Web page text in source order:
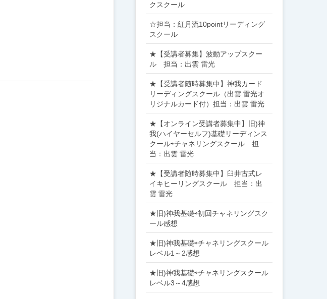
クスクール
☆担当：紅月流10pointリーディング
スクール
★【受講者募集】波動アップスクー
ル 担当：出雲 雷光
★【受講者随時募集中】神我カード
リーディングスクール（出雲 雷光オ
リジナルカード付）担当：出雲 雷光
★【オンライン受講者募集中】旧)神
我(ハイヤーセルフ)基礎リーディンス
クール⇨チャネリングスクール 担
当：出雲 雷光
★【受講者随時募集中】臼井古式レ
イキヒーリングスクール 担当：出
雲 雷光
★旧)神我基礎⇨初回チャネリングスク
ール感想
★旧)神我基礎⇨チャネリングスクール
レベル1～2感想
★旧)神我基礎⇨チャネリングスクール
レベル3～4感想